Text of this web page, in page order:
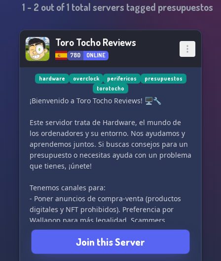
1 - 2 out of1 total servers tagged presupuestos
Toro Tocho Reviews
780 ONLINE
hardware overclock perifericos
presupuestos
torotocho
¡Bienvenido a Toro Tocho Reviews! 🖥️🔧
Este servidor trata de Hardware, el mundo de
los ordenadores y su entorno. Nos ayudamos y
aprendemos juntos. Si buscas consejos para un
presupuesto o necesitas ayuda con un problema
que tienes, ¡únete!
Tenemos canales para:
- Poner anuncios de compra-venta (productos
digitales y NFT prohibidos). Preferencia por
Wallapop para más legalidad. Scammers
quédense fuera.
- Preguntas sobre presupuestos (compartir
dudas, proponer presupuestos y/o ayudar en los
Join this Server